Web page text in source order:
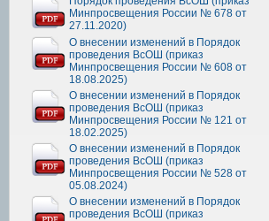
Минпросвещения России № 678 от
27.11.2020)
О внесении изменений в Порядок
проведения ВсОШ (приказ
Минпросвещения России № 608 от
18.08.2025)
О внесении изменений в Порядок
проведения ВсОШ (приказ
Минпросвещения России № 121 от
18.02.2025)
О внесении изменений в Порядок
проведения ВсОШ (приказ
Минпросвещения России № 528 от
05.08.2024)
О внесении изменений в Порядок
проведения ВсОШ (приказ